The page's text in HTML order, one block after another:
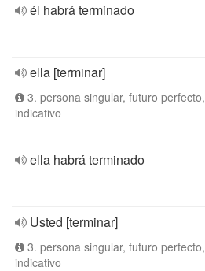
él habrá terminado
ella [terminar]
3. persona singular, futuro perfecto,
indicativo
ella habrá terminado
Usted [terminar]
3. persona singular, futuro perfecto,
indicativo